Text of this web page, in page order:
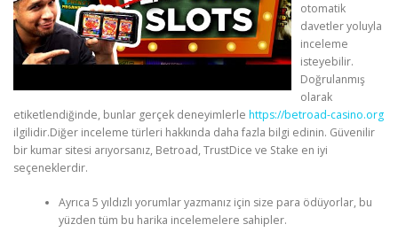
FLEXION DISTRACTION
HOME
MYOFASCIAL RELEASE
otomatik
davetler yoluyla
inceleme
isteyebilir.
Doğrulanmış
olarak
etiketlendiğinde, bunlar gerçek deneyimlerle https://betroad-casino.org
ilgilidir.Diğer inceleme türleri hakkında daha fazla bilgi edinin. Güvenilir
bir kumar sitesi arıyorsanız, Betroad, TrustDice ve Stake en iyi
seçeneklerdir.
Ayrıca 5 yıldızlı yorumlar yazmanız için size para ödüyorlar, bu
yüzden tüm bu harika incelemelere sahipler.